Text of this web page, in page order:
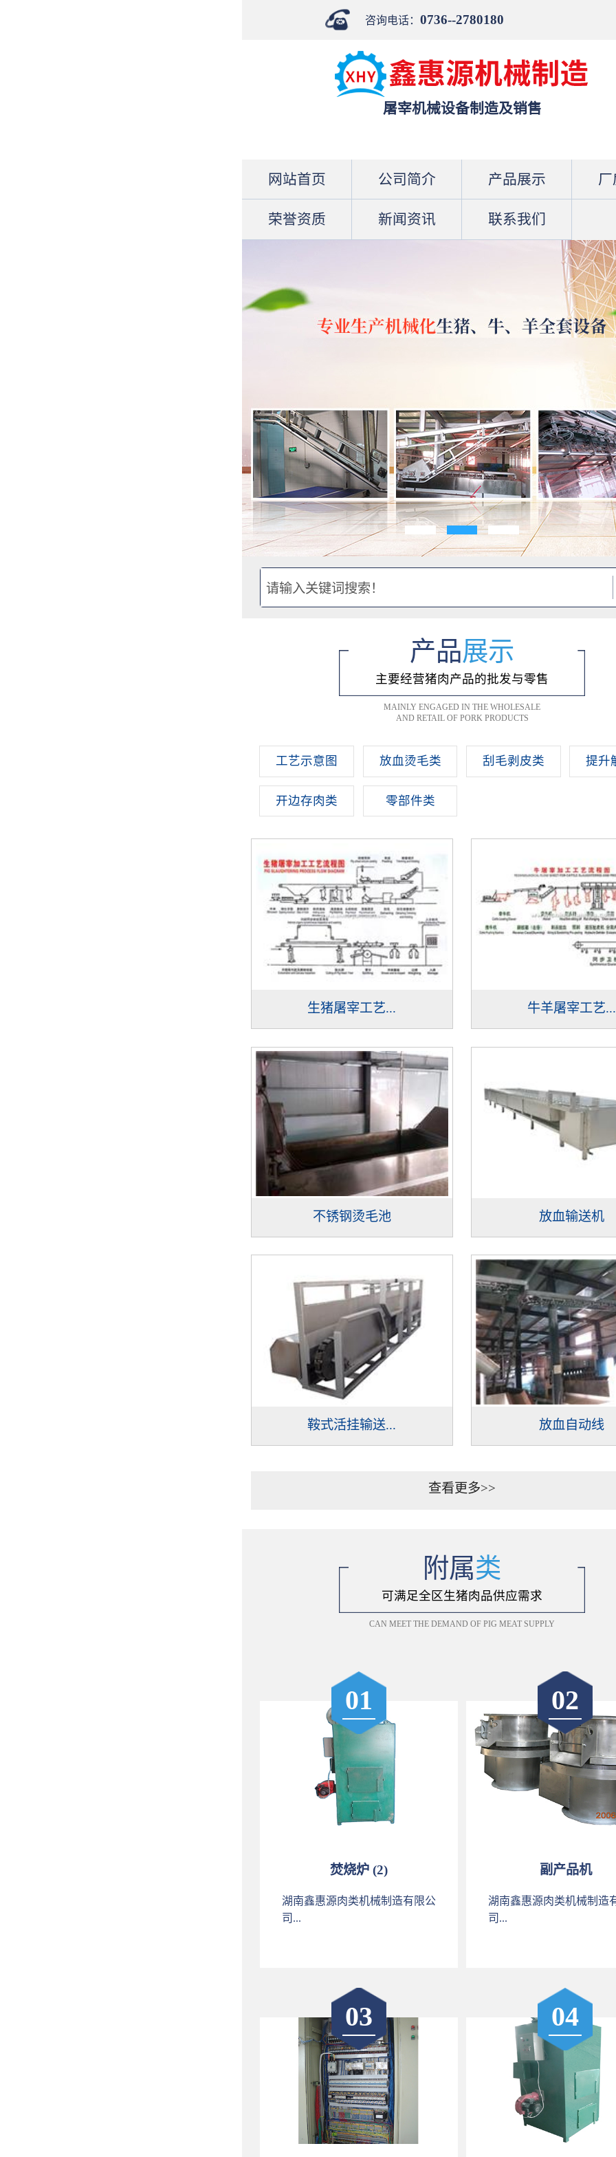
咨询电话：0736--2780180
屠宰机械设备制造及销售
网站首页 公司简介 产品展示 厂
荣誉资质 新闻资讯 联系我们
产品展示
主要经营猪肉产品的批发与零售
MAINLY ENGAGED IN THE WHOLESALE
AND RETAIL OF PORK PRODUCTS
工艺示意图 放血烫毛类 刮毛剥皮类 提升
开边存肉类 零部件类
生猪屠宰工艺... 牛羊屠宰工艺...
不锈钢烫毛池 放血输送机
鞍式活挂输送... 放血自动线
查看更多>>
附属类
可满足全区生猪肉品供应需求
CAN MEET THE DEMAND OF PIG MEAT SUPPLY
01
焚烧炉 (2)
湖南鑫惠源肉类机械制造有限公
司...
02
副产品机
湖南鑫惠源肉类机械制造
司...
03 04